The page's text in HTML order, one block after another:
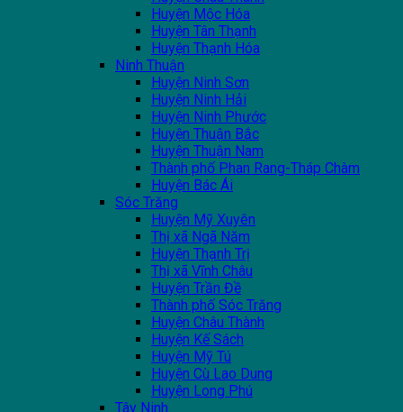
Huyện Mộc Hóa
Huyện Tân Thạnh
Huyện Thạnh Hóa
Ninh Thuận
Huyện Ninh Sơn
Huyện Ninh Hải
Huyện Ninh Phước
Huyện Thuận Bắc
Huyện Thuận Nam
Thành phố Phan Rang-Tháp Chàm
Huyện Bác Ái
Sóc Trăng
Huyện Mỹ Xuyên
Thị xã Ngã Năm
Huyện Thạnh Trị
Thị xã Vĩnh Châu
Huyện Trần Đề
Thành phố Sóc Trăng
Huyện Châu Thành
Huyện Kế Sách
Huyện Mỹ Tú
Huyện Cù Lao Dung
Huyện Long Phú
Tây Ninh